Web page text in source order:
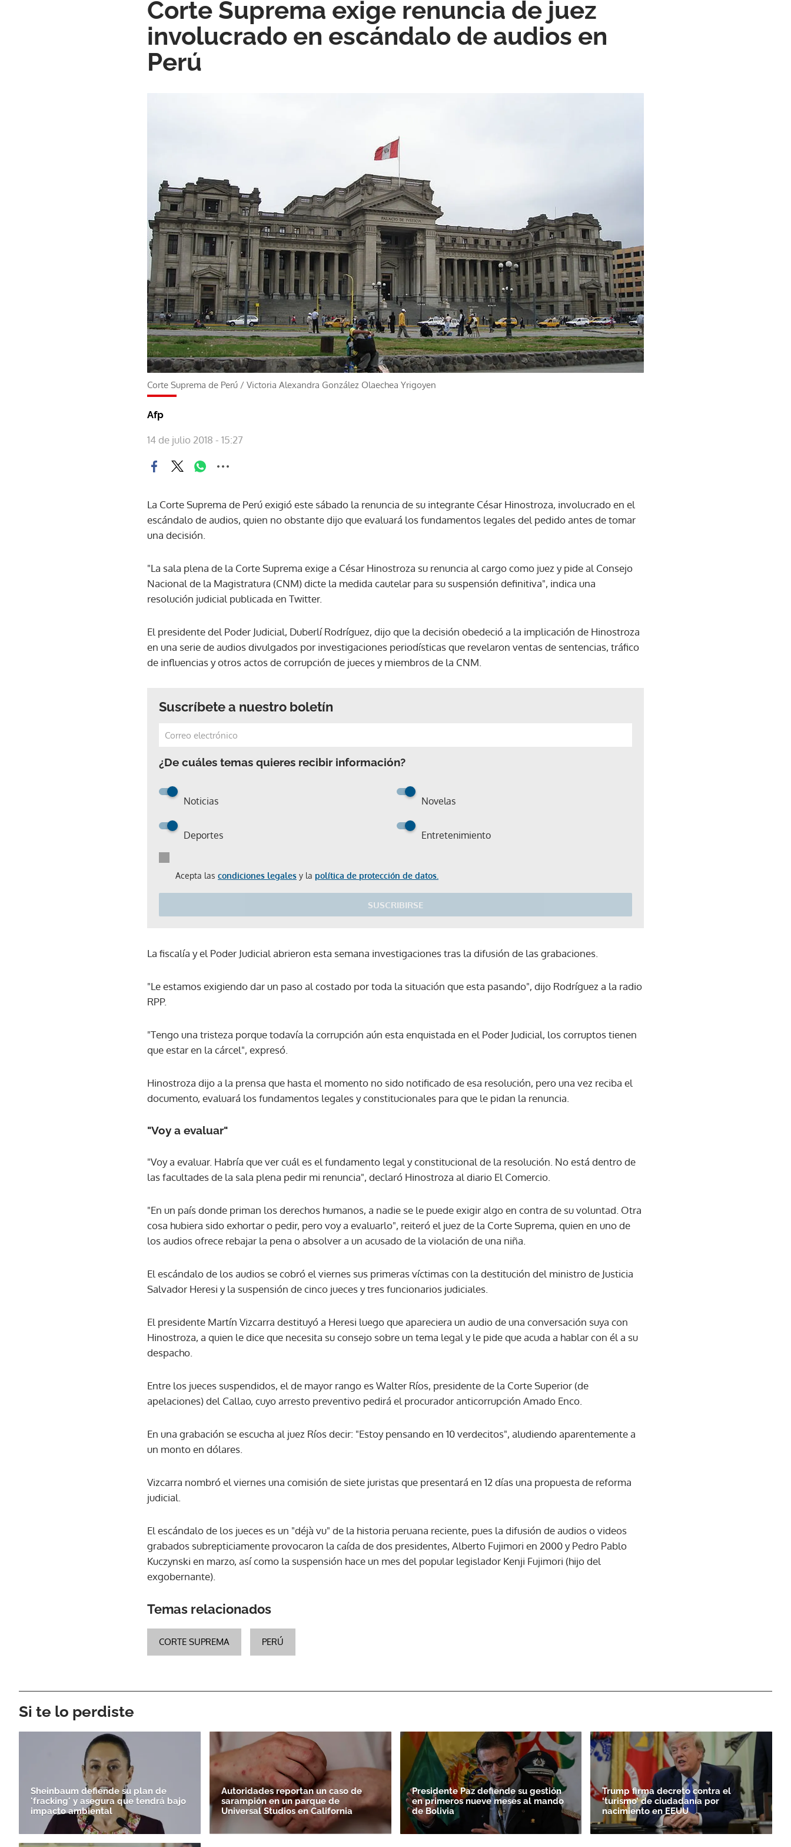
Corte Suprema exige renuncia de juez
involucrado en escándalo de audios en
Perú
Corte Suprema de Perú / Victoria Alexandra González Olaechea Yrigoyen
Afp
14 de julio 2018 - 15:27
La Corte Suprema de Perú exigió este sábado la renuncia de su integrante César Hinostroza, involucrado en el
escándalo de audios, quien no obstante dijo que evaluará los fundamentos legales del pedido antes de tomar
una decisión.
"La sala plena de la Corte Suprema exige a César Hinostroza su renuncia al cargo como juez y pide al Consejo
Nacional de la Magistratura (CNM) dicte la medida cautelar para su suspensión definitiva", indica una
resolución judicial publicada en Twitter.
El presidente del Poder Judicial, Duberlí Rodríguez, dijo que la decisión obedeció a la implicación de Hinostroza
en una serie de audios divulgados por investigaciones periodísticas que revelaron ventas de sentencias, tráfico
de influencias y otros actos de corrupción de jueces y miembros de la CNM.
Suscríbete a nuestro boletín
¿De cuáles temas quieres recibir información?
Noticias Novelas
Deportes Entretenimiento
Acepta las condiciones legales y la política de protección de datos.
SUSCRIBIRSE
ACEPTAR
La fiscalía y el Poder Judicial abrieron esta semana investigaciones tras la difusión de las grabaciones.
"Le estamos exigiendo dar un paso al costado por toda la situación que esta pasando", dijo Rodríguez a la radio
RPP.
"Tengo una tristeza porque todavía la corrupción aún esta enquistada en el Poder Judicial, los corruptos tienen
que estar en la cárcel", expresó.
Hinostroza dijo a la prensa que hasta el momento no sido notificado de esa resolución, pero una vez reciba el
documento, evaluará los fundamentos legales y constitucionales para que le pidan la renuncia.
"Voy a evaluar"
"Voy a evaluar. Habría que ver cuál es el fundamento legal y constitucional de la resolución. No está dentro de
las facultades de la sala plena pedir mi renuncia", declaró Hinostroza al diario El Comercio.
"En un país donde priman los derechos humanos, a nadie se le puede exigir algo en contra de su voluntad. Otra
cosa hubiera sido exhortar o pedir, pero voy a evaluarlo", reiteró el juez de la Corte Suprema, quien en uno de
los audios ofrece rebajar la pena o absolver a un acusado de la violación de una niña.
El escándalo de los audios se cobró el viernes sus primeras víctimas con la destitución del ministro de Justicia
Salvador Heresi y la suspensión de cinco jueces y tres funcionarios judiciales.
El presidente Martín Vizcarra destituyó a Heresi luego que apareciera un audio de una conversación suya con
Hinostroza, a quien le dice que necesita su consejo sobre un tema legal y le pide que acuda a hablar con él a su
despacho.
Entre los jueces suspendidos, el de mayor rango es Walter Ríos, presidente de la Corte Superior (de
apelaciones) del Callao, cuyo arresto preventivo pedirá el procurador anticorrupción Amado Enco.
En una grabación se escucha al juez Ríos decir: "Estoy pensando en 10 verdecitos", aludiendo aparentemente a
un monto en dólares.
Vizcarra nombró el viernes una comisión de siete juristas que presentará en 12 días una propuesta de reforma
judicial.
El escándalo de los jueces es un "déjà vu" de la historia peruana reciente, pues la difusión de audios o videos
grabados subrepticiamente provocaron la caída de dos presidentes, Alberto Fujimori en 2000 y Pedro Pablo
Kuczynski en marzo, así como la suspensión hace un mes del popular legislador Kenji Fujimori (hijo del
exgobernante).
Temas relacionados
CORTE SUPREMA PERÚ
Si te lo perdiste
Sheinbaum defiende su plan de
'fracking' y asegura que tendrá bajo
impacto ambiental
Autoridades reportan un caso de
sarampión en un parque de
Universal Studios en California
Presidente Paz defiende su gestión
en primeros nueve meses al mando
de Bolivia
Trump firma decreto contra el
‘turismo’ de ciudadanía por
nacimiento en EEUU